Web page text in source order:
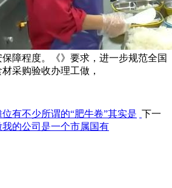
障程度。《》要求，进一步规范全国
采购验收办理工做，
有不少所谓的“肥牛卷”其实是 下一
的公司是一个市属国有